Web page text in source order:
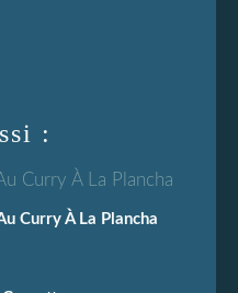
:
Curry À La Plancha